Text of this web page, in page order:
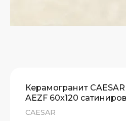
Керамогранит
AEZF 60x120
CAESAR